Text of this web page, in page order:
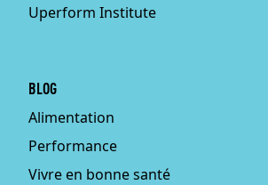
Uperform Institute
BLOG
Alimentation
Performance
Vivre en bonne santé